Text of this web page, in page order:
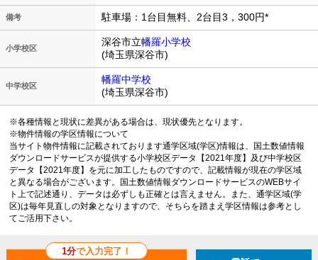
備考 駐車場：1台目無料、2台目3，300円*
小学校区
深谷市立幡羅小学校
(埼玉県深谷市)
中学校区
幡羅中学校
(埼玉県深谷市)
※各種情報と現状に差異がある場合は、現状優先となります。
※物件情報の学区情報について
当サイト物件情報に記載されております通学区域(学区)情報は、国土数値情報
ダウンロードサービスが提供する小学校区データ【2021年度】及び中学校区
データ【2021年度】を元に加工したものですので、記載情報が現在の学区域
と異なる場合がございます。国土数値情報ダウンロードサービスのWEBサイ
ト上で記述通り、データは必ずしも正確とは言えません。また、通学区域(学
区)は毎年見直しの対象となりますので、そちらを踏まえ学区情報は参考とし
てご活用下さい。
1分で入力完了！